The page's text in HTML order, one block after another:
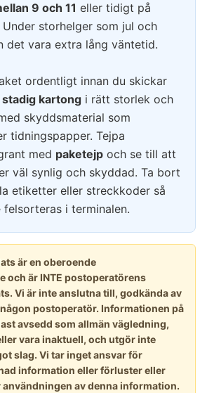
9 och 11 eller tidigt på
storhelger som jul och
det vara extra lång väntetid.
ordentligt innan du skickar
stadig kartong i rätt storlek och
skyddsmaterial som
tidningspapper. Tejpa
med paketejp och se till att
väl synlig och skyddad. Ta bort
etiketter eller streckkoder så
i terminalen.
är en oberoende
och är INTE postoperatörens
Vi är inte anslutna till, godkända av
postoperatör. Informationen på
avsedd som allmän vägledning,
vara inaktuell, och utgör inte
slag. Vi tar inget ansvar för
information eller förluster eller
av denna information.